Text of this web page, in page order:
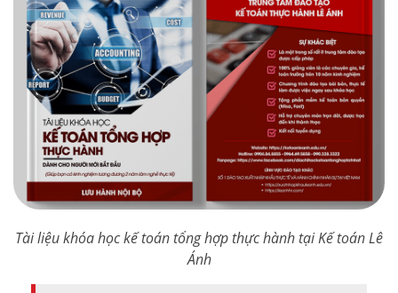
Tài liệu khóa học kế toán tổng hợp thực hành tại Kế toán Lê
Ánh